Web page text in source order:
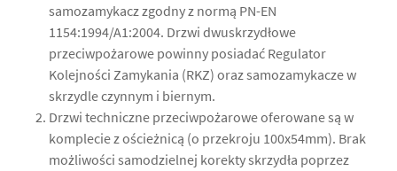
samozamykacz zgodny z normą PN-EN
1154:1994/A1:2004. Drzwi dwuskrzydłowe
przeciwpożarowe powinny posiadać Regulator
Kolejności Zamykania (RKZ) oraz samozamykacze w
skrzydle czynnym i biernym.
Drzwi techniczne przeciwpożarowe oferowane są w
komplecie z ościeżnicą (o przekroju 100x54mm). Brak
możliwości samodzielnej korekty skrzydła poprzez